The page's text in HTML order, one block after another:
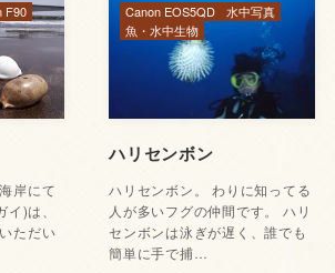
岸にて
)は、
ただい
F90
ハリセンボン
ハリセンボン。 わりに知ってる
人が多いフグの仲間です。 ハリ
センボンは泳ぎが遅く、誰でも
簡単に手で捕…
Canon EOS5QD
水中写真
魚・水中生物